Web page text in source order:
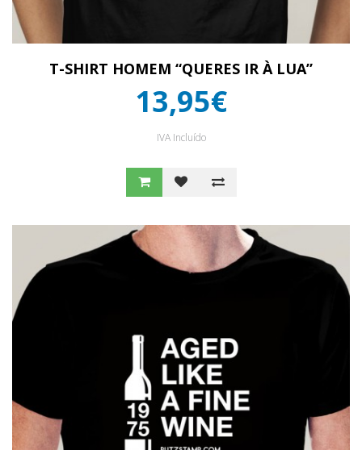
T-SHIRT HOMEM “QUERES IR À LUA”
13,95€
IVA Incluído